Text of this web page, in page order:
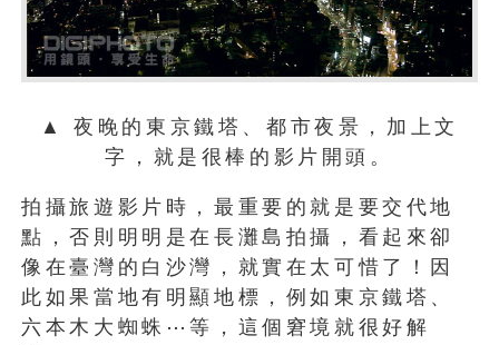
▲ 夜晚的東京鐵塔、都市夜景，加上文
字，就是很棒的影片開頭。
拍攝旅遊影片時，最重要的就是要交代地
點，否則明明是在長灘島拍攝，看起來卻
像在臺灣的白沙灣，就實在太可惜了！因
此如果當地有明顯地標，例如東京鐵塔、
六本木大蜘蛛⋯等，這個窘境就很好解